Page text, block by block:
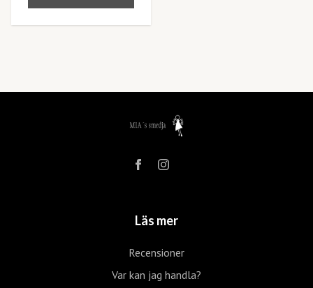
Läs mer
Recensioner
Var kan jag handla?